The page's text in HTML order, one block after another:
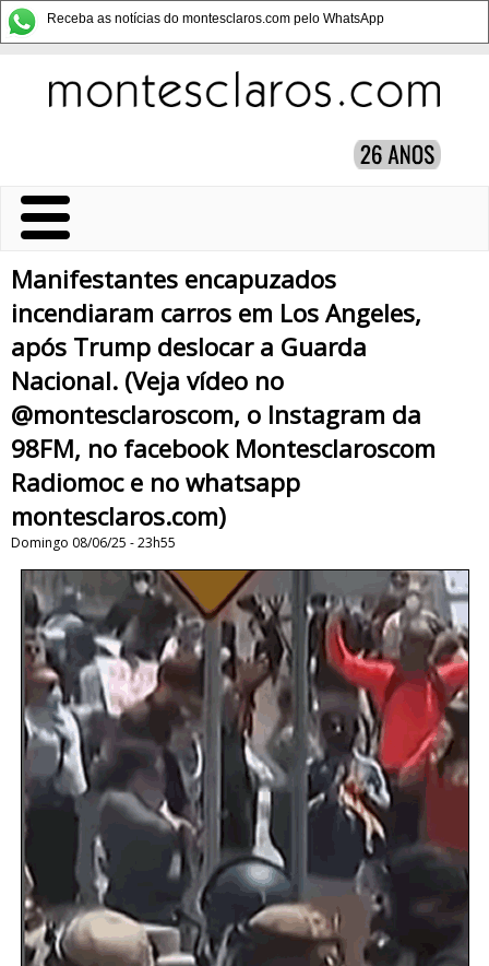
Receba as notícias do montesclaros.com pelo WhatsApp
Manifestantes encapuzados
incendiaram carros em Los Angeles,
após Trump deslocar a Guarda
Nacional. (Veja vídeo no
@montesclaroscom, o Instagram da
98FM, no facebook Montesclaroscom
Radiomoc e no whatsapp
montesclaros.com)
Domingo 08/06/25 - 23h55